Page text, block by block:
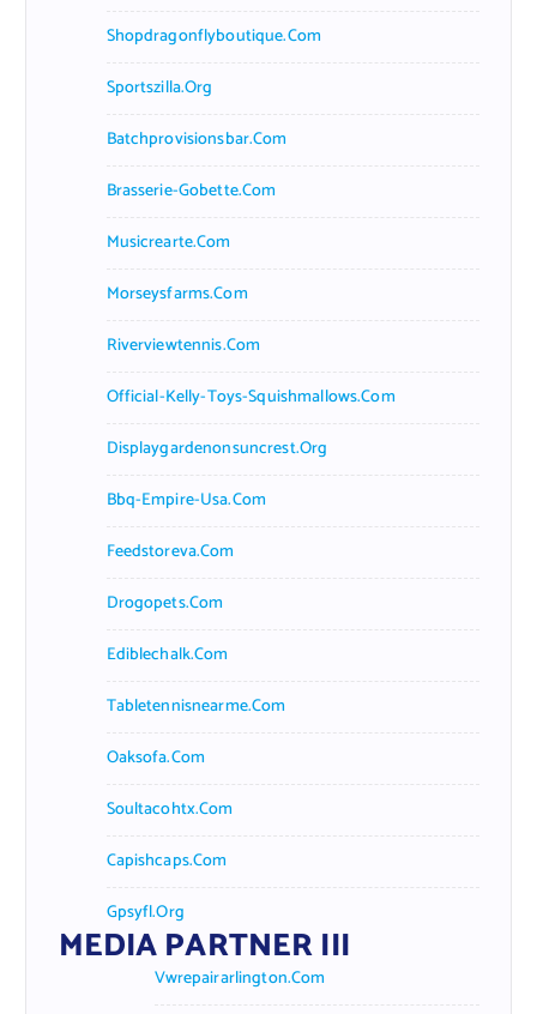
Shopdragonflyboutique.com
Sportszilla.org
Batchprovisionsbar.com
Brasserie-Gobette.com
Musicrearte.com
Morseysfarms.com
Riverviewtennis.com
Official-Kelly-Toys-Squishmallows.com
Displaygardenonsuncrest.org
Bbq-Empire-Usa.com
Feedstoreva.com
Drogopets.com
Ediblechalk.com
Tabletennisnearme.com
Oaksofa.com
Soultacohtx.com
Capishcaps.com
Gpsyfl.org
MEDIA PARTNER III
Vwrepairarlington.com